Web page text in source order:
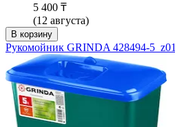
5 400 ₸
(12 августа)
В корзину
Рукомойник GRINDA 428494-5_z01